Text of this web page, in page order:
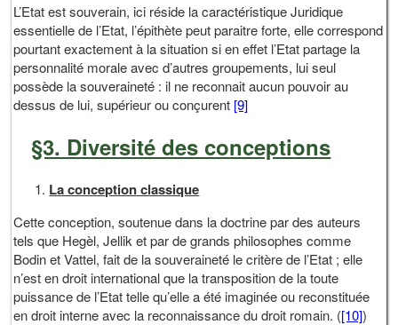
L’Etat est souverain, ici réside la caractéristique Juridique
essentielle de l’Etat, l’épithète peut paraitre forte, elle correspond
pourtant exactement à la situation si en effet l’Etat partage la
personnalité morale avec d’autres groupements, lui seul
possède la souveraineté : il ne reconnait aucun pouvoir au
dessus de lui, supérieur ou conçurent [9]
§3. Diversité des conceptions
La conception classique
Cette conception, soutenue dans la doctrine par des auteurs
tels que Hegèl, Jellik et par de grands philosophes comme
Bodin et Vattel, fait de la souveraineté le critère de l’Etat ; elle
n’est en droit international que la transposition de la toute
puissance de l’Etat telle qu’elle a été imaginée ou reconstituée
en droit interne avec la reconnaissance du droit romain. ([10])